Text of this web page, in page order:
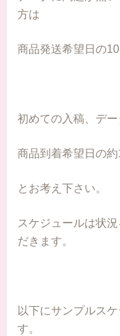
方は
商品発送希望日の
初めての入稿、デ
商品到着希望日の
とお考え下さい。
スケジュールは状
だきます。
以下にサンプルス
す。